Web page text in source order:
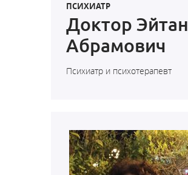
ПСИХИАТР
Доктор Эйтан
Абрамович
Психиатр и психотерапевт